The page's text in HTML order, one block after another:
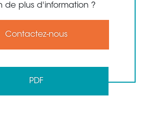
de plus d'information ?
Contactez-nous
PDF